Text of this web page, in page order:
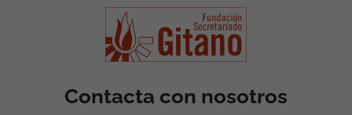
Contacta con nosotros